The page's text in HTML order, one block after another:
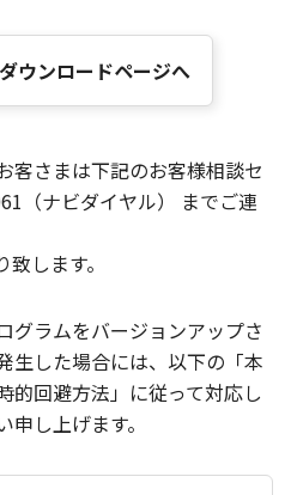
ウンロードページへ
客さまは下記のお客様相談セ
（ナビダイヤル） までご連
します。
グラムをバージョンアップさ
生した場合には、以下の「本
的回避方法」に従って対応し
し上げます。